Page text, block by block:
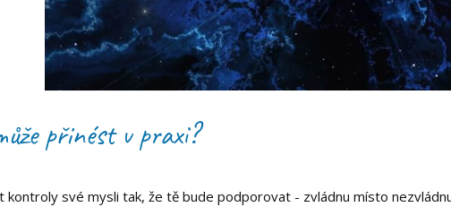
přinést v praxi?
kontroly své mysli tak, že tě bude podporovat - zvládnu místo